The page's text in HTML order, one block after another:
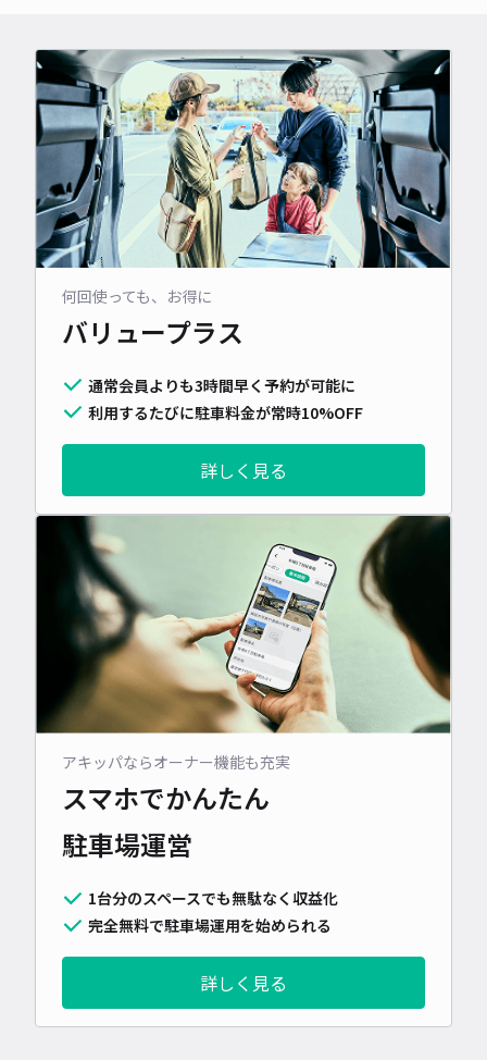
何回使っても、お得に
バリュープラス
通常会員よりも3時間早く予約が可能に
利用するたびに駐車料金が常時10%OFF
詳しく見る
アキッパならオーナー機能も充実
スマホでかんたん
駐車場運営
1台分のスペースでも無駄なく収益化
完全無料で駐車場運用を始められる
詳しく見る